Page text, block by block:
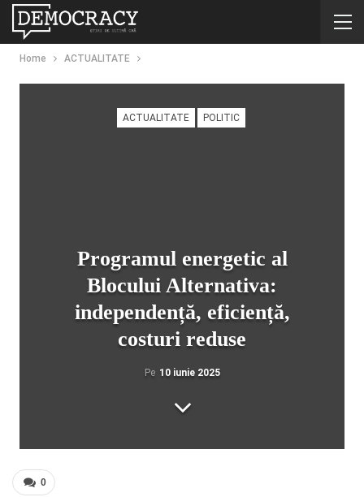
Home ACTUALITATE
ACTUALITATE POLITIC
Programul energetic al
Blocului Alternativa:
independență, eficiență,
costuri reduse
Pe 10 iunie 2025
0